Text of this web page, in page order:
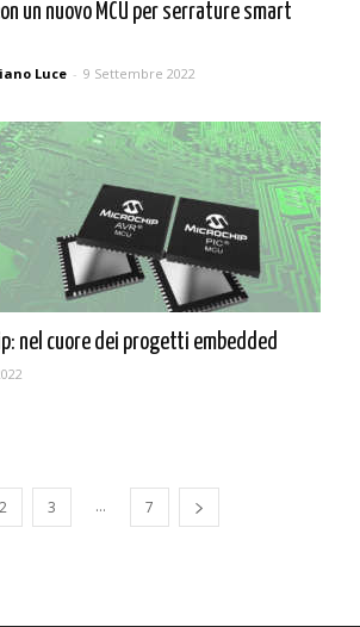
un nuovo MCU per serrature smart
Luce - 9 Settembre 2022
nel cuore dei progetti embedded
2 3 ... 7